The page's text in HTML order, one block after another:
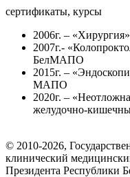
сертификаты, курсы
2006г. –
2007г.-
БелМАПО
2015г. –
МАПО
2020г. –
желудочно-
© 2010-2026,
клинический
Президента Республики